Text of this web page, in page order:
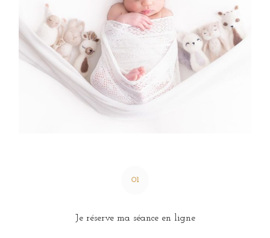
01
Je réserve ma séance en ligne
L’Expérience
Grossesse